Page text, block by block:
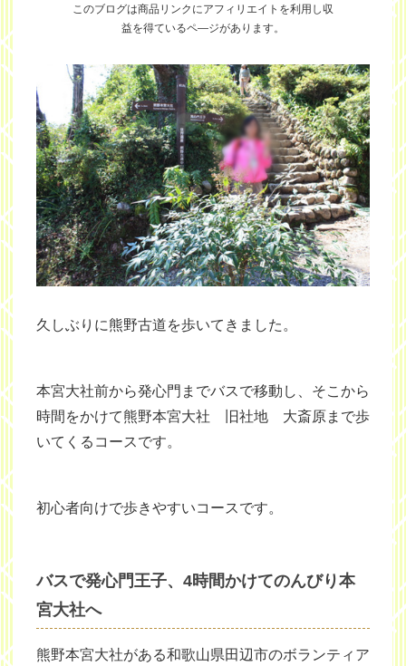
このブログは商品リンクにアフィリエイトを利用し収
益を得ているペ―ジがあります。
久しぶりに熊野古道を歩いてきました。
本宮大社前から発心門までバスで移動し、そこから
時間をかけて熊野本宮大社 旧社地 大斎原まで歩
いてくるコースです。
初心者向けで歩きやすいコースです。
バスで発心門王子、4時間かけてのんびり本
宮大社へ
熊野本宮大社がある和歌山県田辺市のボランティア